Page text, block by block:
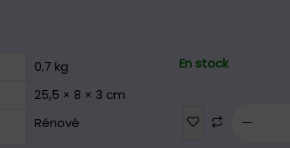
0,7 kg
25,5 × 8 × 3 cm
Rénové
En stock